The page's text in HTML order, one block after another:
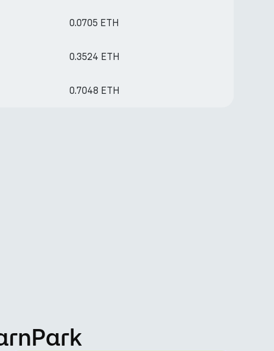
0.0705 ETH
0.3524 ETH
0.7048 ETH